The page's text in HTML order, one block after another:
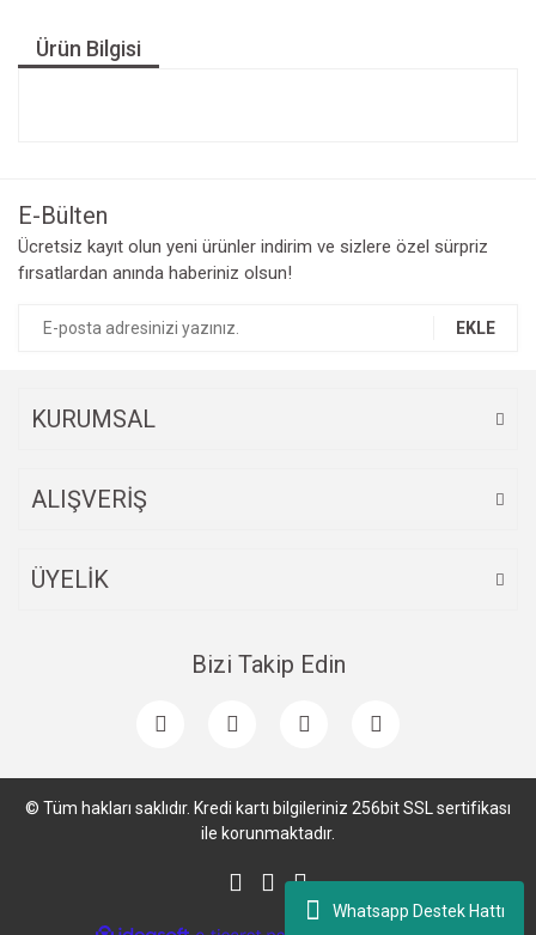
Whatsapp Destek Hattı
Ürün Bilgisi
E-Bülten
Ücretsiz kayıt olun yeni ürünler indirim ve sizlere özel sürpriz
fırsatlardan anında haberiniz olsun!
EKLE
KURUMSAL
ALIŞVERİŞ
ÜYELİK
Bizi Takip Edin
© Tüm hakları saklıdır. Kredi kartı bilgileriniz 256bit SSL sertifikası
ile korunmaktadır.